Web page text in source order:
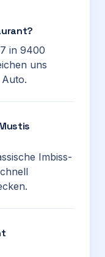
in 9400
uns
Imbiss-